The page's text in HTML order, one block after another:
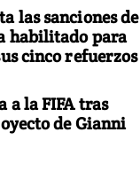
las sanciones de
habilitado para
cinco refuerzos
a la FIFA tras
de Gianni